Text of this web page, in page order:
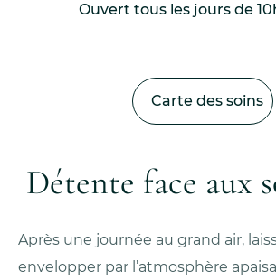
Ouvert tous les jours de
Carte des soins
Détente face aux
Après une journée au grand air,
envelopper par l’atmosphère